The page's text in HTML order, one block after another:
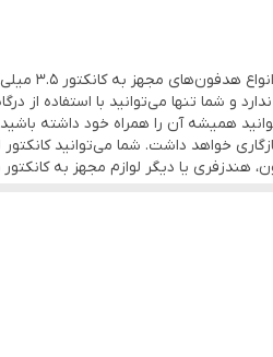
با مبدل
آیفون درگاه 3.5 میلی‌متری صدا ندارد و شما
همیشه آن را همراه خود داشته
خواهد داشت. شما می‌توانید